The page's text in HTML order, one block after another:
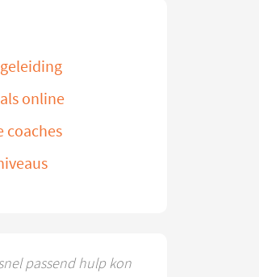
online
coaches
passend hulp kon